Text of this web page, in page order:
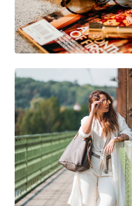
Poids:
Plaquettes de nez ajustables:
Charnière à ressort:
Accessoires
Étui:
Tissu de nettoyage:
Autres
Sexe:
Catégorie:
Marque:
Utilisation:
Code: